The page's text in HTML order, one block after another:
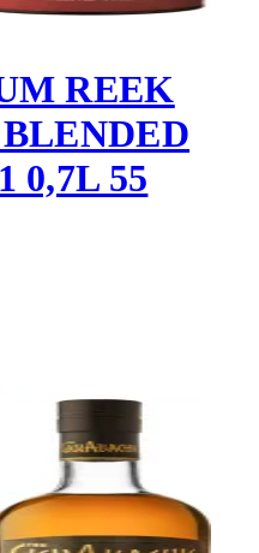
REEK
0,7L 55